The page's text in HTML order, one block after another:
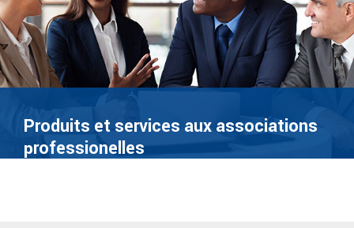
Produits et services aux associations
professionelles